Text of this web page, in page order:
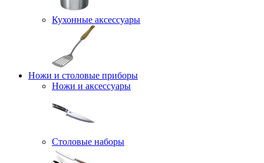
Кухонные аксессуары
Ножи и столовые приборы
Ножи и аксессуары
Столовые наборы